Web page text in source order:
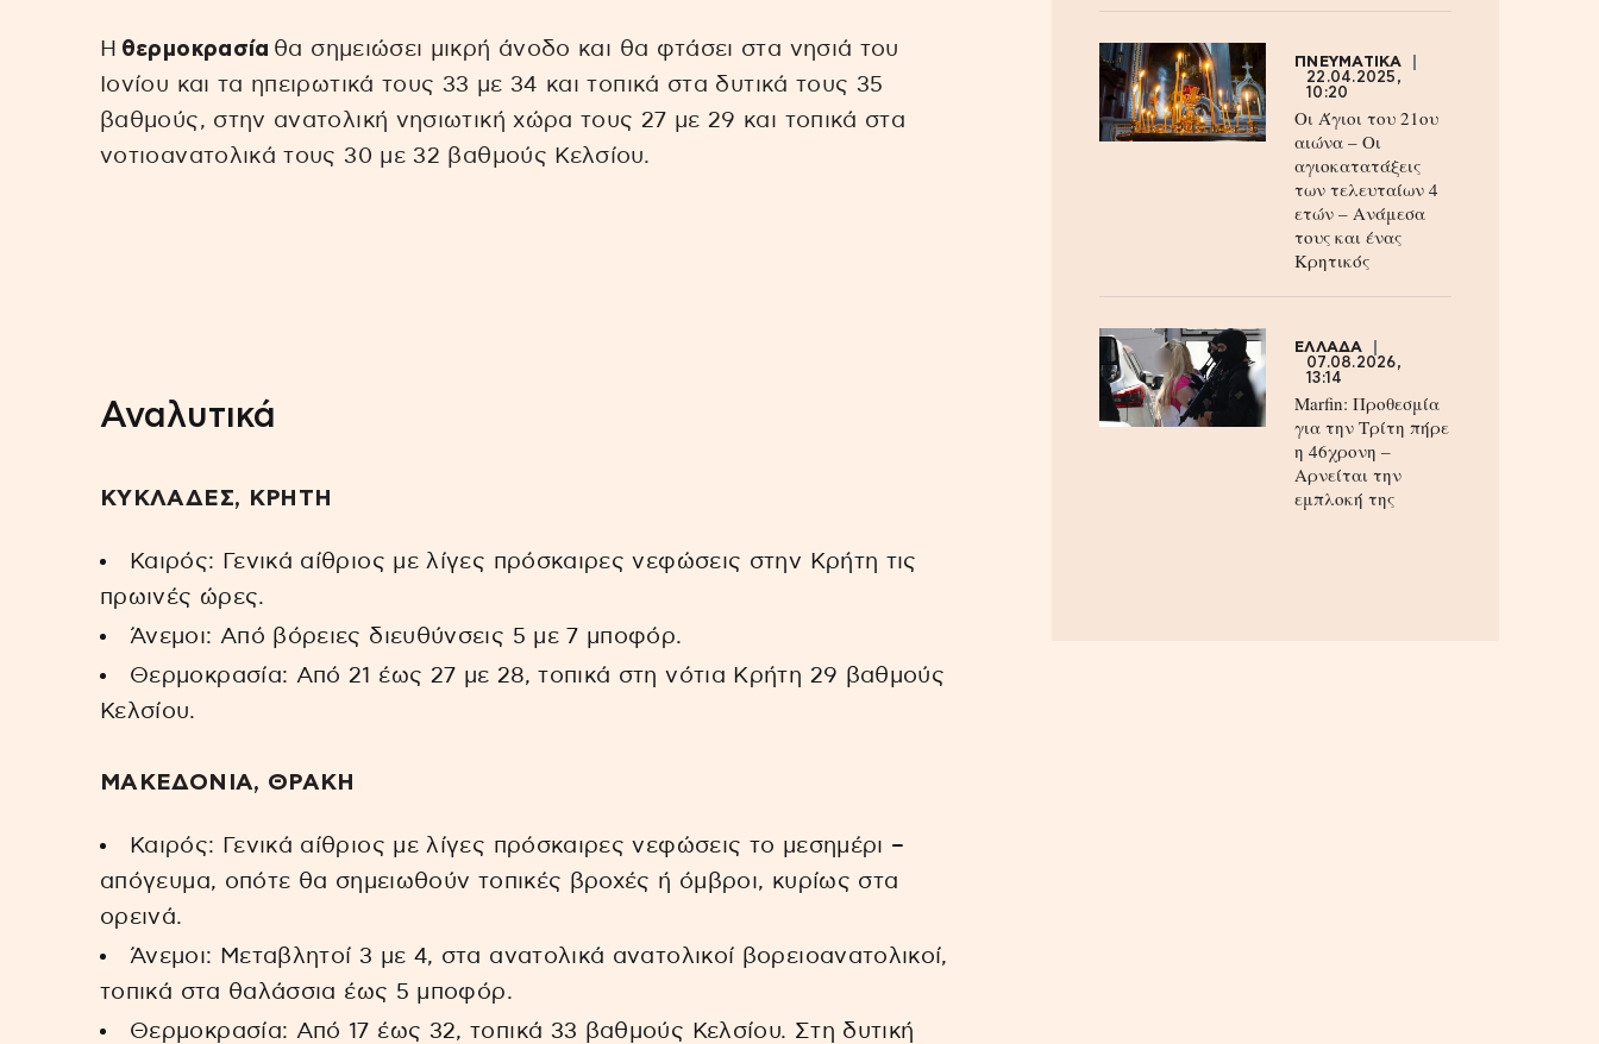
Η θερμοκρασία θα σημειώσει μικρή άνοδο και θα φτάσει στα νησιά του
Ιονίου και τα ηπειρωτικά τους 33 με 34 και τοπικά στα δυτικά τους 35
βαθμούς, στην ανατολική νησιωτική χώρα τους 27 με 29 και τοπικά στα
νοτιοανατολικά τους 30 με 32 βαθμούς Κελσίου.
Αναλυτικά
ΚΥΚΛΑΔΕΣ, ΚΡΗΤΗ
Καιρός: Γενικά αίθριος με λίγες πρόσκαιρες νεφώσεις στην Κρήτη τις
πρωινές ώρες.
Άνεμοι: Από βόρειες διευθύνσεις 5 με 7 μποφόρ.
Θερμοκρασία: Από 21 έως 27 με 28, τοπικά στη νότια Κρήτη 29 βαθμούς
Κελσίου.
ΜΑΚΕΔΟΝΙΑ, ΘΡΑΚΗ
Καιρός: Γενικά αίθριος με λίγες πρόσκαιρες νεφώσεις το μεσημέρι –
απόγευμα, οπότε θα σημειωθούν τοπικές βροχές ή όμβροι, κυρίως στα
ορεινά.
Άνεμοι: Μεταβλητοί 3 με 4, στα ανατολικά ανατολικοί βορειοανατολικοί,
τοπικά στα θαλάσσια έως 5 μποφόρ.
Θερμοκρασία: Από 17 έως 32, τοπικά 33 βαθμούς Κελσίου. Στη δυτική
ΠΝΕΥΜΑΤΙΚΑ
22.04.2025,
10:20
Οι Άγιοι του 21ου
αιώνα – Οι
αγιοκατατάξεις
των τελευταίων 4
ετών – Ανάμεσα
τους και ένας
Κρητικός
ΕΛΛΑΔΑ
07.08.2026,
13:14
Marfin: Προθεσμία
για την Τρίτη πήρε
η 46χρονη –
Aρνείται την
εμπλοκή της